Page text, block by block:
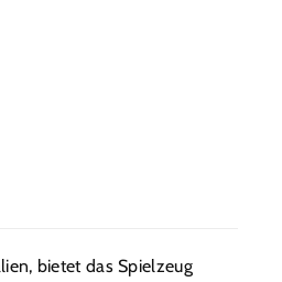
bietet das Spielzeug